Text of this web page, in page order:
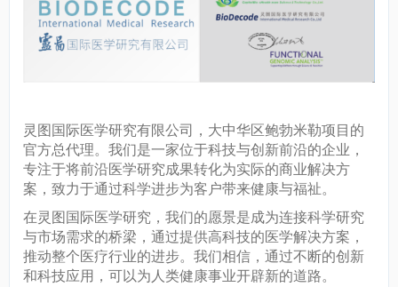
灵图​国际医学研究有限公司，大中华区鲍勃米勒项目的
官方总代理。我们是一家位于科技与创新前沿的企业，
专注于将前沿医学研究成果转化为实际的商业解决方
案，致力于通过科学进步为客户带来健康与福祉。
在灵图​国际医学研究，我们的愿景是成为连接科学研究
与市场需求的桥梁，通过提供高科技的医学解决方案，
推动整个医疗行业的进步。我们相信，通过不断的创新
和科技应用，可以为人类健康事业开辟新的道路。